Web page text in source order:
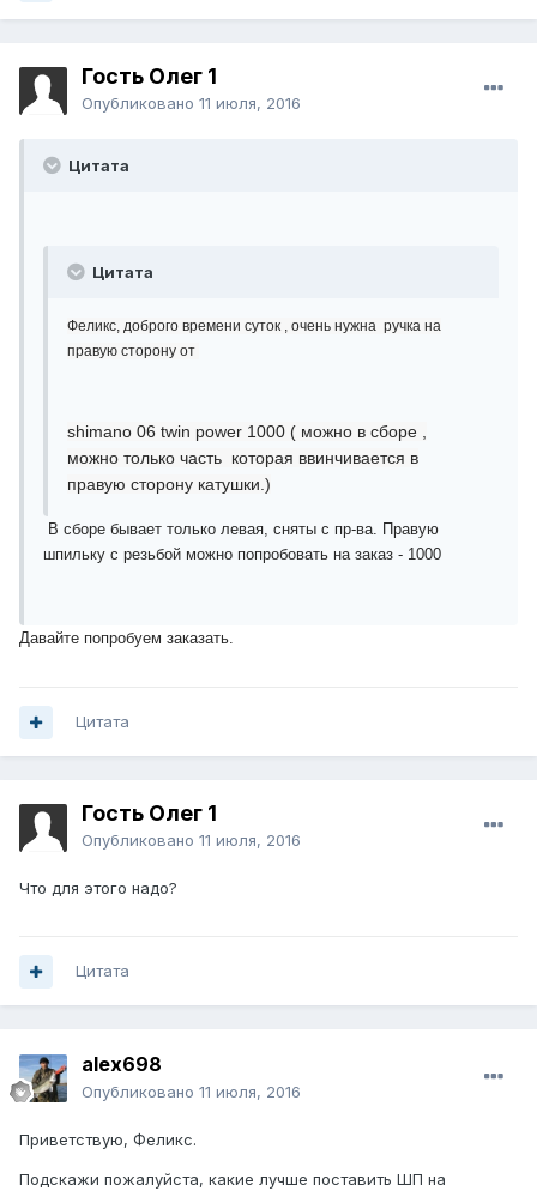
Гость Олег 1
Опубликовано 11 июля, 2016
Цитата
Цитата
Феликс, доброго времени суток , очень нужна ручка на
правую сторону от
shimano 06 twin power 1000 ( можно в сборе ,
можно только часть которая ввинчивается в
правую сторону катушки.)
В сборе бывает только левая, сняты с пр-ва. Правую
шпильку с резьбой можно попробовать на заказ - 1000
Давайте попробуем заказать.
Цитата
Гость Олег 1
Опубликовано 11 июля, 2016
Что для этого надо?
Цитата
alex698
Опубликовано 11 июля, 2016
Приветствую, Феликс.
Подскажи пожалуйста, какие лучше поставить ШП на